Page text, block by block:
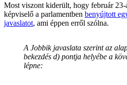
Most viszont kiderült, hogy február
képviselő a parlamentben benyújtott
javaslatot, ami éppen erről szólna.
A Jobbik javaslata szerint az
bekezdés d) pontja helyébe a
lépne: